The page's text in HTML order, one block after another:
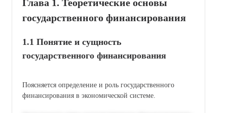
Глава 1. Теоретические основы
государственного финансирования
1.1 Понятие и сущность
государственного финансирования
Поясняется определение и роль государственного
финансирования в экономической системе.